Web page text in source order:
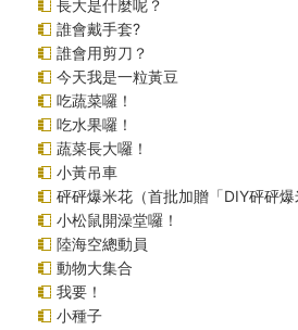
長大是什麼呢？
誰會戴手套?
誰會用剪刀？
今天我是一粒黃豆
吃蔬菜囉！
吃水果囉！
蔬菜長大囉！
小黃吊車
砰砰爆米花（首批加贈「DIY砰砰
小松鼠開澡堂囉！
陸海空總動員
動物大集合
我要！
小種子